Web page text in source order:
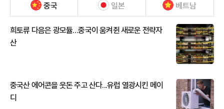
중국 일본 베트남
희토류 다음은 광모듈…중국이 움켜쥔 새로운 전략자
산
중국산 에어콘을 웃돈 주고 산다...유럽 열광시킨 메이
디